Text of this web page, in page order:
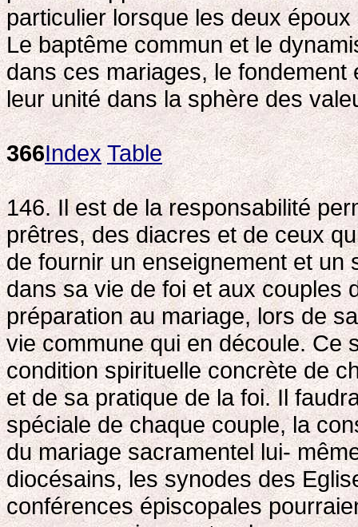
particulier lorsque les deux
Le baptême commun et le
dans ces mariages, le
leur unité dans la sphère des
366Index Table
146. Il est de la responsabilité
prêtres, des diacres et de ceux
de fournir un enseignement et un
dans sa vie de foi et aux couples
préparation au mariage, lors de
vie commune qui en découle. Ce
condition spirituelle concrète de
et de sa pratique de la foi. Il
spéciale de chaque couple, la
du mariage sacramentel lui-
diocésains, les synodes des
conférences épiscopales